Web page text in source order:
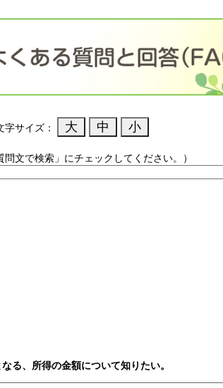
字サイズ：
文で検索」にチェックしてください。）
、所得の金額について知りたい。